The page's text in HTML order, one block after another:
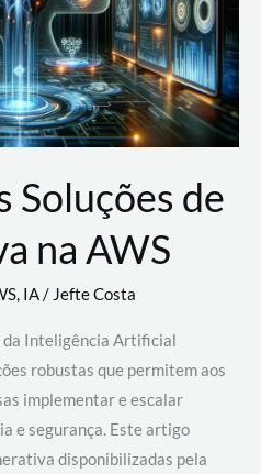
Soluções de
na AWS
, IA/Jefte Costa
da Inteligência Artificial
robustas que permitem aos
implementar e escalar
e segurança. Este artigo
disponibilizadas pela